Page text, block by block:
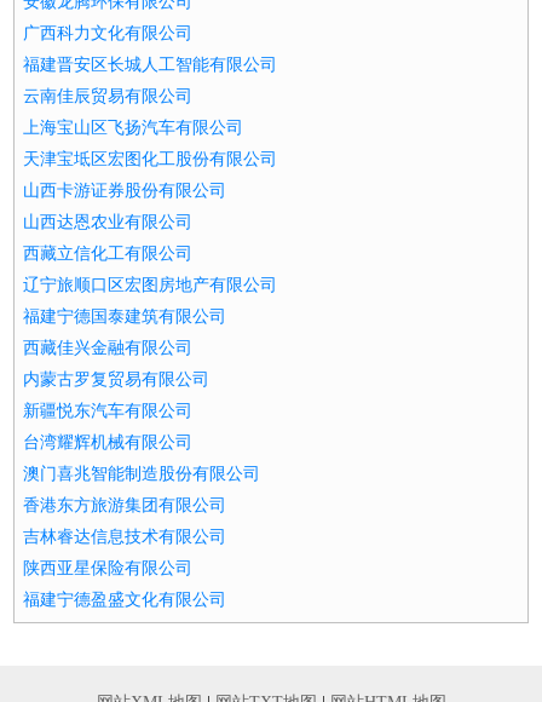
广西科力文化有限公司
福建晋安区长城人工智能有限公司
云南佳辰贸易有限公司
上海宝山区飞扬汽车有限公司
天津宝坻区宏图化工股份有限公司
山西卡游证券股份有限公司
山西达恩农业有限公司
西藏立信化工有限公司
辽宁旅顺口区宏图房地产有限公司
福建宁德国泰建筑有限公司
西藏佳兴金融有限公司
内蒙古罗复贸易有限公司
新疆悦东汽车有限公司
台湾耀辉机械有限公司
澳门喜兆智能制造股份有限公司
香港东方旅游集团有限公司
吉林睿达信息技术有限公司
陕西亚星保险有限公司
福建宁德盈盛文化有限公司